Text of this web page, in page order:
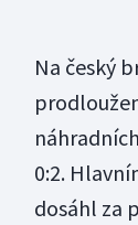
Na český
0:2.
dosáhl za